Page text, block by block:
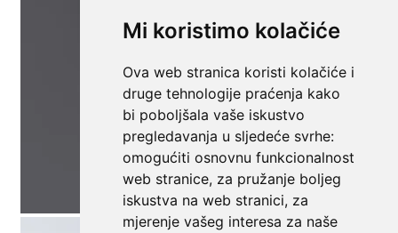
Mi koristimo kolačiće
Ova web stranica koristi kolačiće i
druge tehnologije praćenja kako
bi poboljšala vaše iskustvo
pregledavanja u sljedeće svrhe:
omogućiti osnovnu funkcionalnost
web stranice, za pružanje boljeg
iskustva na web stranici, za
mjerenje vašeg interesa za naše